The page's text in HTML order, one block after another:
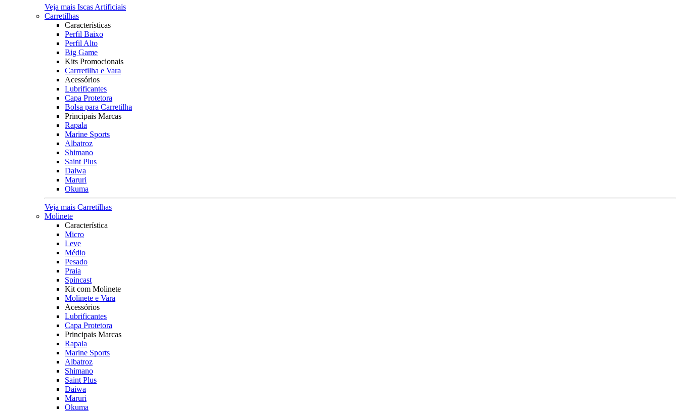
Veja mais Iscas Artificiais
Carretilhas
Características
Perfil Baixo
Perfil Alto
Big Game
Kits Promocionais
Carrretilha e Vara
Acessórios
Lubrificantes
Capa Protetora
Bolsa para Carretilha
Principais Marcas
Rapala
Marine Sports
Albatroz
Shimano
Saint Plus
Daiwa
Maruri
Okuma
Veja mais Carretilhas
Molinete
Característica
Micro
Leve
Médio
Pesado
Praia
Spincast
Kit com Molinete
Molinete e Vara
Acessórios
Lubrificantes
Capa Protetora
Principais Marcas
Rapala
Marine Sports
Albatroz
Shimano
Saint Plus
Daiwa
Maruri
Okuma